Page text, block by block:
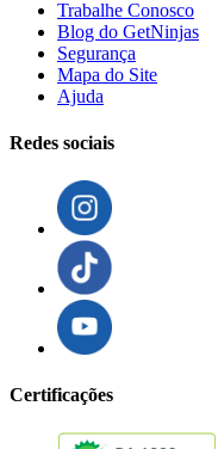
Trabalhe Conosco
Blog do GetNinjas
Segurança
Mapa do Site
Ajuda
Redes sociais
Certificações